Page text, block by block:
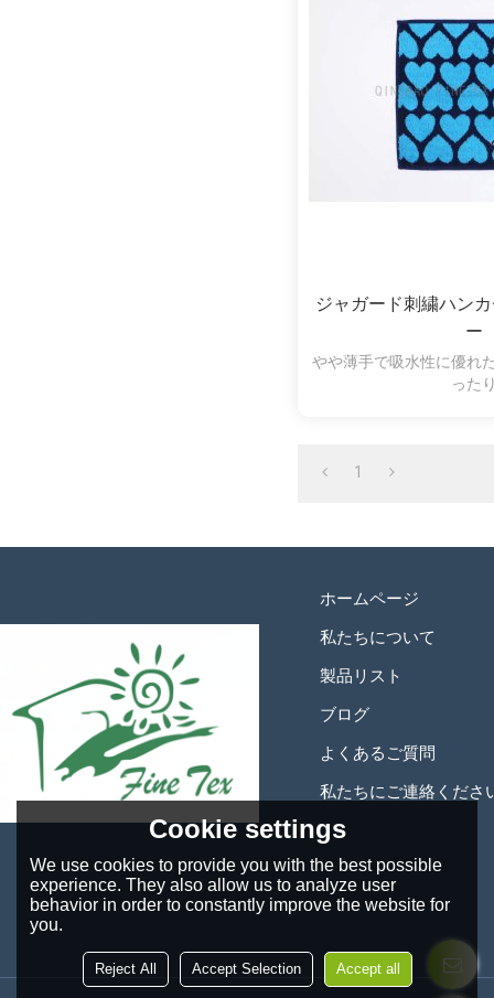
ジャガード刺繍ハン
ー
やや薄手で吸水性に優れ
った
1
ホームページ
私たちについて
製品リスト
ブログ
よくあるご質問
私たちにご連絡くださ
Cookie settings
We use cookies to provide you with the best possible
experience. They also allow us to analyze user
behavior in order to constantly improve the website for
you.
Reject All Accept Selection Accept all